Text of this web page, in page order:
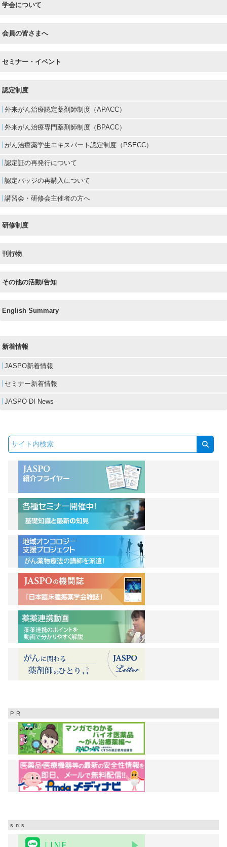
学会について
会員の皆さまへ
セミナー・イベント
認定制度
外来がん治療認定薬剤師制度（APACC）
外来がん治療専門薬剤師制度（BPACC）
がん治療薬学生エキスパート認定制度（PSECC）
認定証の再発行について
認定バッジの再購入について
講習会・研修会主催者の方へ
研修制度
刊行物
その他の活動/告知
English Summary
新着情報
JASPO新着情報
セミナー新着情報
JASPO DI News
PR
sns